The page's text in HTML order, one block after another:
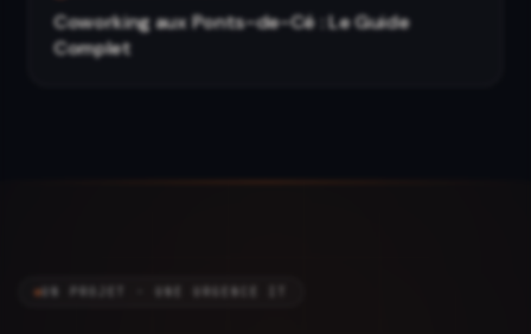
Coworking aux Ponts-de-Cé : Le Guide
Complet
UN PROJET · UNE URGENCE IT